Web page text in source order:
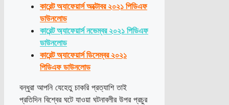
কারেন্ট অ্যাফেয়ার্স অক্টোবর ২০২১ পিডিএফ
ডাউনলোড
কারেন্ট অ্যাফেয়ার্স নভেম্বর ২০২১ পিডিএফ
ডাউনলোড
কারেন্ট অ্যাফেয়ার্স ডিসেম্বর ২০২১
পিডিএফ ডাউনলোড
বন্ধুরা আপনি যেহেতু চাকরি প্রত্যাশি তাই
প্রতিদিন বিশ্বের ঘটে যাওয়া ঘটনাবলীর উপর প্রচুর